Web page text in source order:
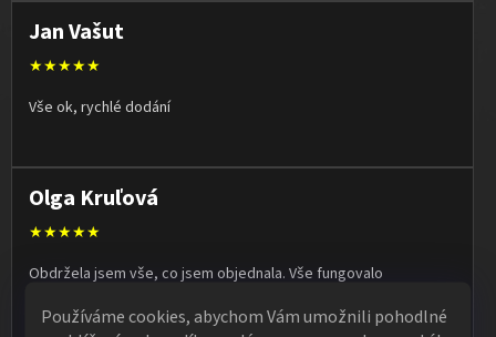
Používáme cookies, abychom Vám umožnili pohodlné
Jan Vašut
★★★★★
Vše ok, rychlé dodání
Olga Kruľová
★★★★★
Obdržela jsem vše, co jsem objednala. Vše fungovalo
na školní besídce. Objednávka dorazila po 4 dnech, takže